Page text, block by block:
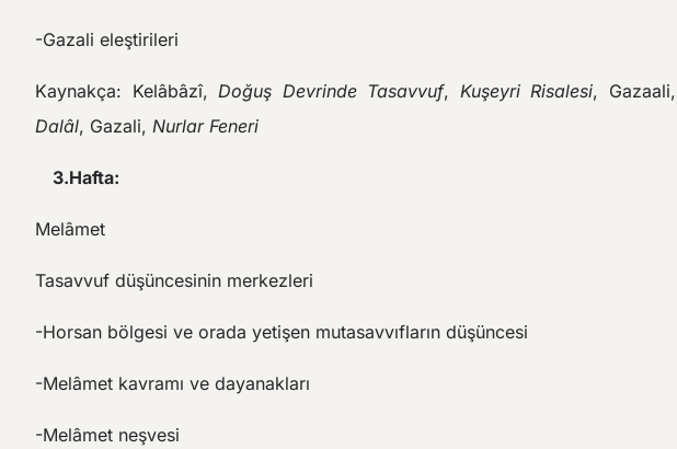
-Gazali eleştirileri
Kaynakça: Kelâbâzî,Doğuş Devrinde Tasavvuf, Kuşeyri Risalesi, Gazaali,
Dalâl, Gazali, Nurlar Feneri
3.Hafta:
Melâmet
Tasavvuf düşüncesinin merkezleri
-Horsan bölgesi ve orada yetişen mutasavvıfların düşüncesi
-Melâmet kavramı ve dayanakları
-Melâmet neşvesi